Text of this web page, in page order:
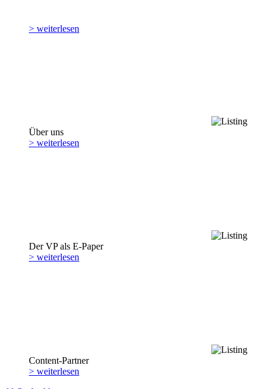
> weiterlesen
Über uns
> weiterlesen
Der VP als E-Paper
> weiterlesen
Content-Partner
> weiterlesen